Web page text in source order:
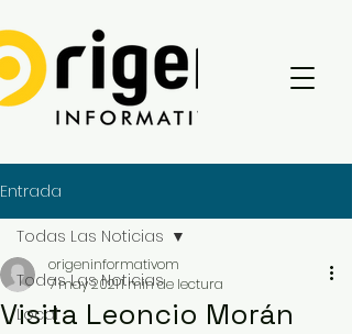
Entrada
Todas Las Noticias
Local
Todas Las Noticias
Visita Leoncio Morán
origeninformativom
7 may 20211 min de lectura